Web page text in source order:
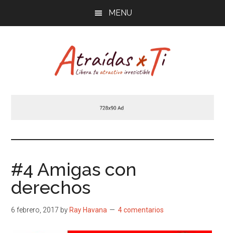
MENU
ti
#4 Amigas con
derechos
6 febrero, 2017 by Ray Havana 4 comentarios